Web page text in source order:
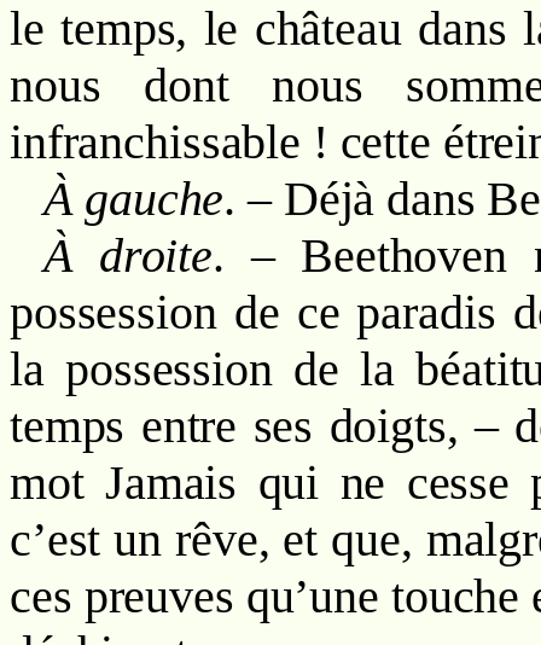
le temps, le château dans
nous dont nous
infranchissable ! cette
À gauche. – Déjà dans
À droite. – Beethoven
possession de ce paradis
la possession de la
temps entre ses doigts, –
mot Jamais qui ne cesse
c’est un rêve, et que,
ces preuves qu’une